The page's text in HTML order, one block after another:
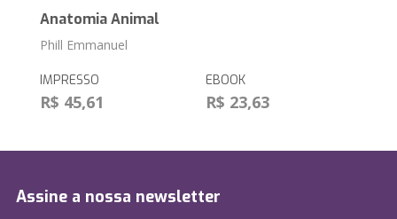
Anatomia Animal
Phill Emmanuel
IMPRESSO
R$ 45,61
EBOOK
R$ 23,63
Assine a nossa newsletter